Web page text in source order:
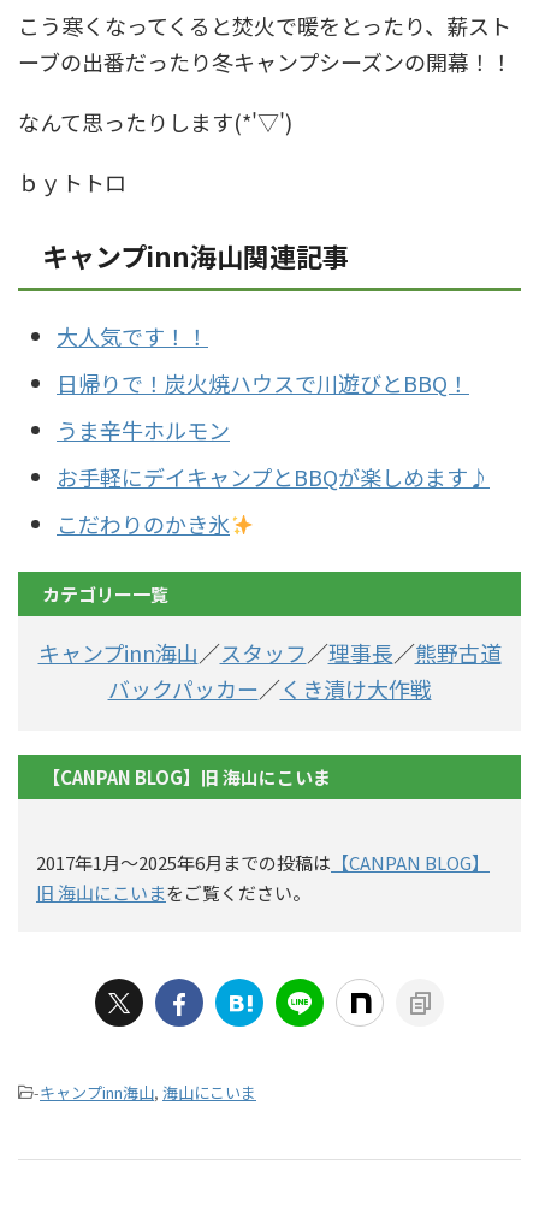
こう寒くなってくると焚火で暖をとったり、薪スト
ーブの出番だったり冬キャンプシーズンの開幕！！
なんて思ったりします(*'▽')
ｂｙトトロ
キャンプinn海山関連記事
大人気です！！
日帰りで！炭火焼ハウスで川遊びとBBQ！
うま辛牛ホルモン
お手軽にデイキャンプとBBQが楽しめます♪
こだわりのかき氷
カテゴリー一覧
キャンプinn海山／スタッフ／理事長／熊野古道
バックパッカー／くき漬け大作戦
【CANPAN BLOG】旧 海山にこいま
2017年1月〜2025年6月までの投稿は 【CANPAN BLOG】
旧 海山にこいまをご覧ください。
-キャンプinn海山, 海山にこいま